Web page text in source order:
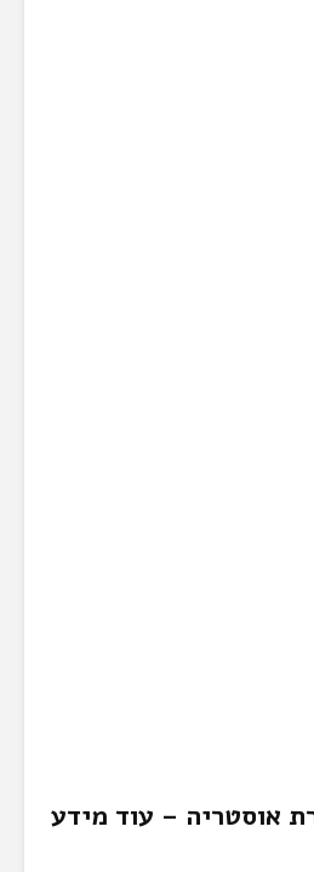
אוסטריה – עוד מידע